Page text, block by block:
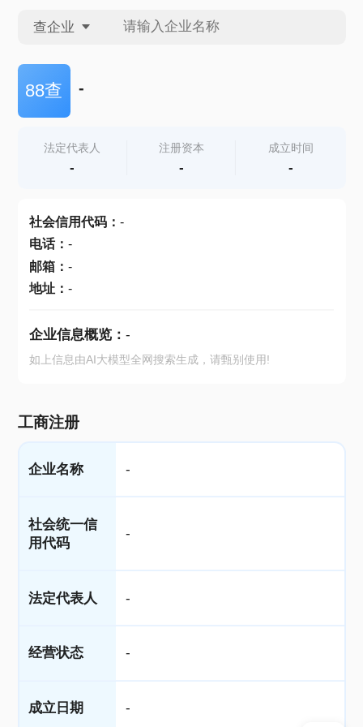
查企业
查企业
查产地
88查 -
法定代表人
-
注册资本
-
成立时间
-
社会信用代码： -
电话： -
邮箱： -
地址： -
企业信息概览： -
如上信息由AI大模型全网搜索生成，请甄别使用!
工商注册
企业名称 -
社会统一信
用代码
-
法定代表人 -
经营状态 -
成立日期 -